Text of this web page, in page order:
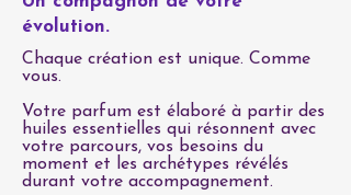
évolution.
Chaque création est unique. Comme
vous.
Votre parfum est élaboré à partir des
huiles essentielles qui résonnent avec
votre parcours, vos besoins du
moment et les archétypes révélés
durant votre accompagnement.